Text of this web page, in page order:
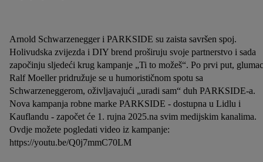
Arnold Schwarzenegger i PARKSIDE su zaista savršen spoj.
Holivudska zvijezda i DIY brend proširuju svoje partnerstvo i sada
započinju sljedeći krug kampanje „Ti to možeš“. Po prvi put, glumac
Ralf Moeller pridružuje se u humorističnom spotu sa
Schwarzeneggerom, oživljavajući „uradi sam“ duh PARKSIDE-a.
Nova kampanja robne marke PARKSIDE - dostupna u Lidlu i
Kauflandu - započet će 1. rujna 2025.na svim medijskim kanalima.
Ovdje možete pogledati video iz kampanje:
https://youtu.be/Q0j7mmC70LM